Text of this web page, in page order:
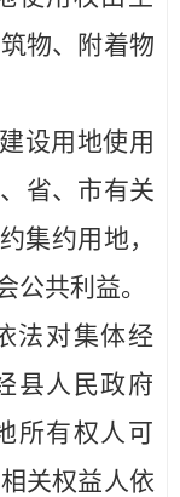
物、附着物
设用地使用
省、市有关
集约用地，
公共利益。
法对集体经
县人民政府
所有权人可
关权益人依